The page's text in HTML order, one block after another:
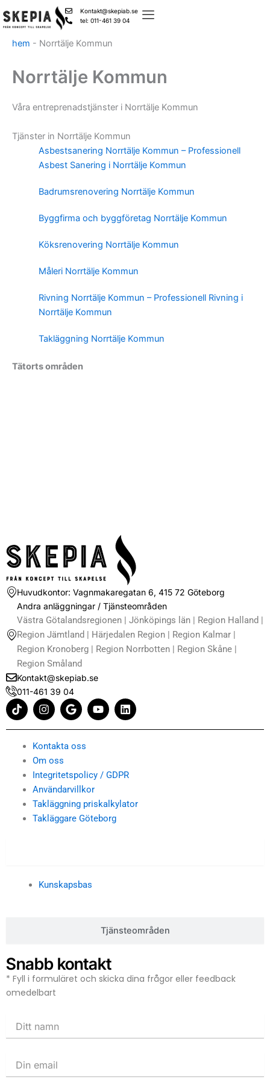
to
Kontakt@skepiab.se
tel: 011-461 39 04
hem - Norrtälje Kommun
Norrtälje Kommun
Våra entreprenadstjänster i Norrtälje Kommun
Tjänster in Norrtälje Kommun
Asbestsanering Norrtälje Kommun – Professionell
Asbest Sanering i Norrtälje Kommun
Badrumsrenovering Norrtälje Kommun
Byggfirma och byggföretag Norrtälje Kommun
Köksrenovering Norrtälje Kommun
Måleri Norrtälje Kommun
Rivning Norrtälje Kommun – Professionell Rivning i
Norrtälje Kommun
Takläggning Norrtälje Kommun
Tätorts områden
Huvudkontor: Vagnmakaregatan 6, 415 72 Göteborg
Andra anläggningar / Tjänsteområden
Västra Götalandsregionen | Jönköpings län | Region Halland |
Region Jämtland | Härjedalen Region | Region Kalmar |
Region Kronoberg | Region Norrbotten | Region Skåne |
Region Småland
Kontakt@skepiab.se
011-461 39 04
T
i
k
I
n
s
a
g
r
a
m
G
o
o
l
Y
o
u
L
i
n
n
Kontakta oss
Om oss
Integritetspolicy / GDPR
Användarvillkor
Takläggning priskalkylator
Takläggare Göteborg
Tjänsteområden
Kunskapsbas
Snabb kontakt
* Fyll i formuläret och skicka dina frågor eller feedback
omedelbart